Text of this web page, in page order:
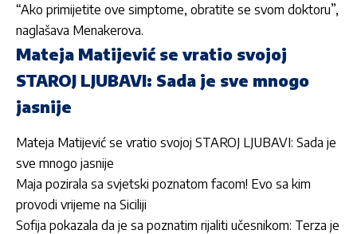
“Ako primijetite ove simptome, obratite se svom doktoru”,
naglašava Menakerova.
Mateja Matijević se vratio svojoj
STAROJ LJUBAVI: Sada je sve mnogo
jasnije
Mateja Matijević se vratio svojoj STAROJ LJUBAVI: Sada je
sve mnogo jasnije
Maja pozirala sa svjetski poznatom facom! Evo sa kim
provodi vrijeme na Siciliji
Sofija pokazala da je sa poznatim rijaliti učesnikom: Terza je